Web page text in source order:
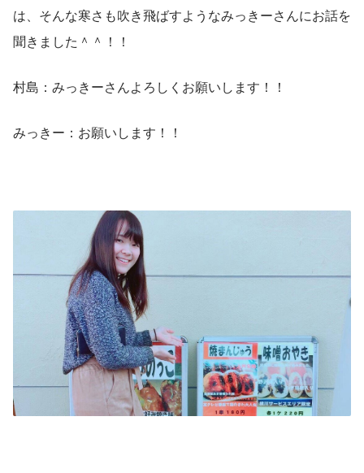
は、そんな寒さも吹き飛ばすようなみっきーさんにお話を
聞きました＾＾！！
村島：みっきーさんよろしくお願いします！！
みっきー：お願いします！！